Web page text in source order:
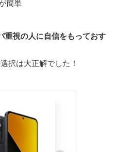
簡単
重視の人に自信をもっておす
択は大正解でした！